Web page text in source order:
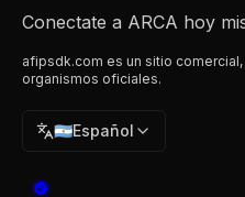
Conectate a ARCA hoy
afipsdk.com es un sitio
organismos oficiales.
🇦🇷Español